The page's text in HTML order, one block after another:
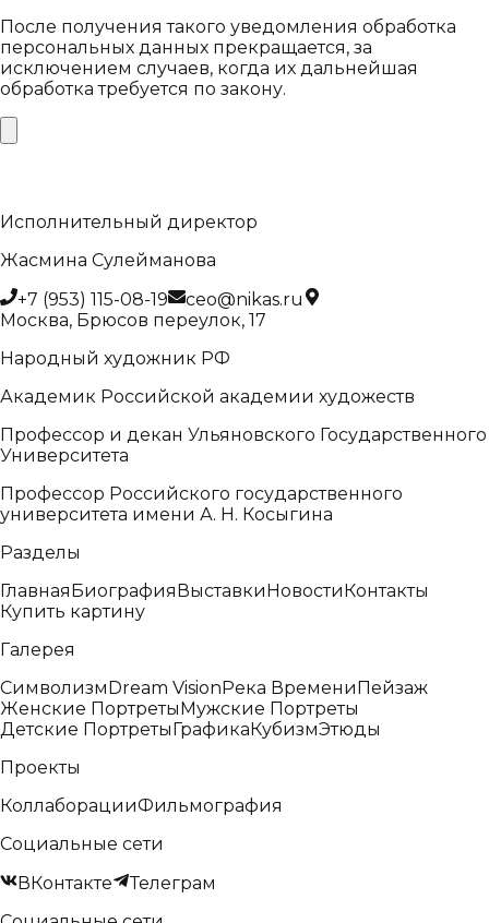
После получения такого уведомления обработка
персональных данных прекращается, за
исключением случаев, когда их дальнейшая
обработка требуется по закону.
Исполнительный директор
Жасмина Сулейманова
+7 (953) 115-08-19
ceo@nikas.ru
Москва, Брюсов переулок, 17
Народный художник РФ
Академик Российской академии художеств
Профессор и декан Ульяновского Государственного
Университета
Профессор Российского государственного
университета имени А. Н. Косыгина
Разделы
ГлавнаяБиографияВыставкиНовостиКонтакты
Купить картину
Галерея
СимволизмDream VisionРека ВремениПейзаж
Женские ПортретыМужские Портреты
Детские ПортретыГрафикаКубизмЭтюды
Проекты
КоллаборацииФильмография
Социальные сети
ВКонтакте
Телеграм